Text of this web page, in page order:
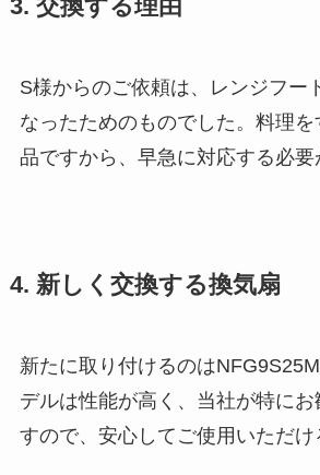
3. 交換する理由
S様からのご依頼は、レンジフー
なったためのものでした。料理
品ですから、早急に対応する必要
4. 新しく交換する換気扇
新たに取り付けるのは
デルは性能が高く、当社が特に
すので、安心してご使用いただけ